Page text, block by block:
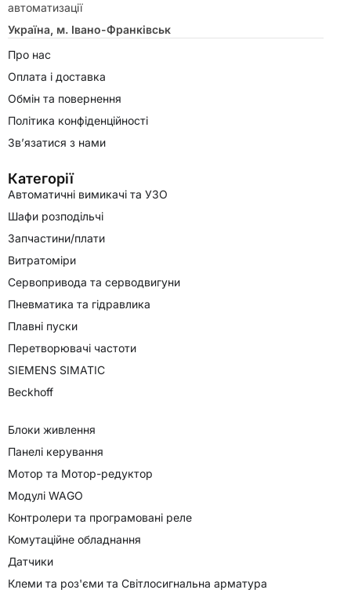
автоматизації
Україна, м. Івано-Франківськ
Про нас
Оплата і доставка
Обмін та повернення
Політика конфіденційності
Зв’язатися з нами
Категорії
Автоматичні вимикачі та УЗО
Шафи розподільчі
Запчастини/плати
Витратоміри
Сервопривода та серводвигуни
Пневматика та гідравлика
Плавні пуски
Перетворювачі частоти
SIEMENS SIMATIC
Beckhoff
Блоки живлення
Панелі керування
Мотор та Мотор-редуктор
Модулі WAGO
Контролери та програмовані реле
Комутаційне обладнання
Датчики
Клеми та роз'єми та Світлосигнальна арматура